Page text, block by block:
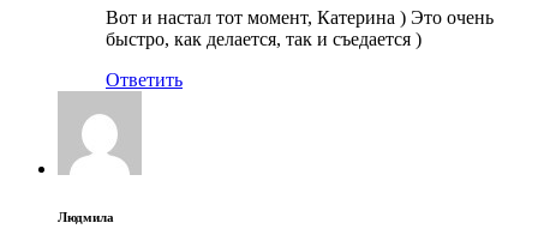
Вот и настал тот момент, Катерина ) Это очень
быстро, как делается, так и съедается )
Ответить
Людмила